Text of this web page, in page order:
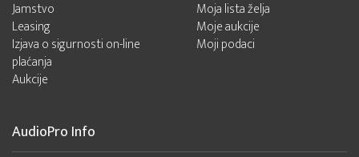
Jamstvo
Leasing
Izjava o sigurnosti on-line
plaćanja
Aukcije
Moja lista želja
Moje aukcije
Moji podaci
AudioPro Info